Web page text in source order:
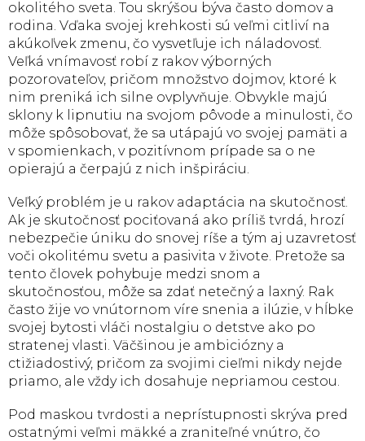
okolitého sveta. Tou skrýšou býva často domov a
rodina. Vďaka svojej krehkosti sú veľmi citliví na
akúkoľvek zmenu, čo vysvetľuje ich náladovosť.
Veľká vnímavosť robí z rakov výborných
pozorovateľov, pričom množstvo dojmov, ktoré k
nim preniká ich silne ovplyvňuje. Obvykle majú
sklony k lipnutiu na svojom pôvode a minulosti, čo
môže spôsobovať, že sa utápajú vo svojej pamäti a
v spomienkach, v pozitívnom prípade sa o ne
opierajú a čerpajú z nich inšpiráciu.
Veľký problém je u rakov adaptácia na skutočnosť.
Ak je skutočnosť pociťovaná ako príliš tvrdá, hrozí
nebezpečie úniku do snovej ríše a tým aj uzavretosť
voči okolitému svetu a pasivita v živote. Pretože sa
tento človek pohybuje medzi snom a
skutočnosťou, môže sa zdať netečný a laxný. Rak
často žije vo vnútornom víre snenia a ilúzie, v hĺbke
svojej bytosti vláči nostalgiu o detstve ako po
stratenej vlasti. Väčšinou je ambiciózny a
ctižiadostivý, pričom za svojimi cieľmi nikdy nejde
priamo, ale vždy ich dosahuje nepriamou cestou.
Pod maskou tvrdosti a neprístupnosti skrýva pred
ostatnými veľmi mäkké a zraniteľné vnútro, čo